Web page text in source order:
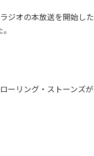
ジオの本放送を開始した
ーリング・ストーンズ